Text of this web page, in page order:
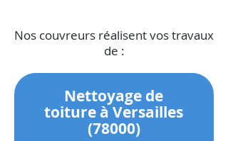
Nos couvreurs réalisent vos travaux
de :
Nettoyage de
toiture à Versailles
(78000)